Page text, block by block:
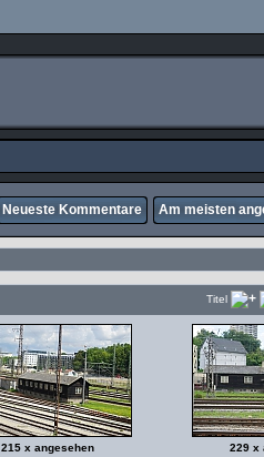
Neueste Kommentare Am meisten
Titel
215 x angesehen
229 x